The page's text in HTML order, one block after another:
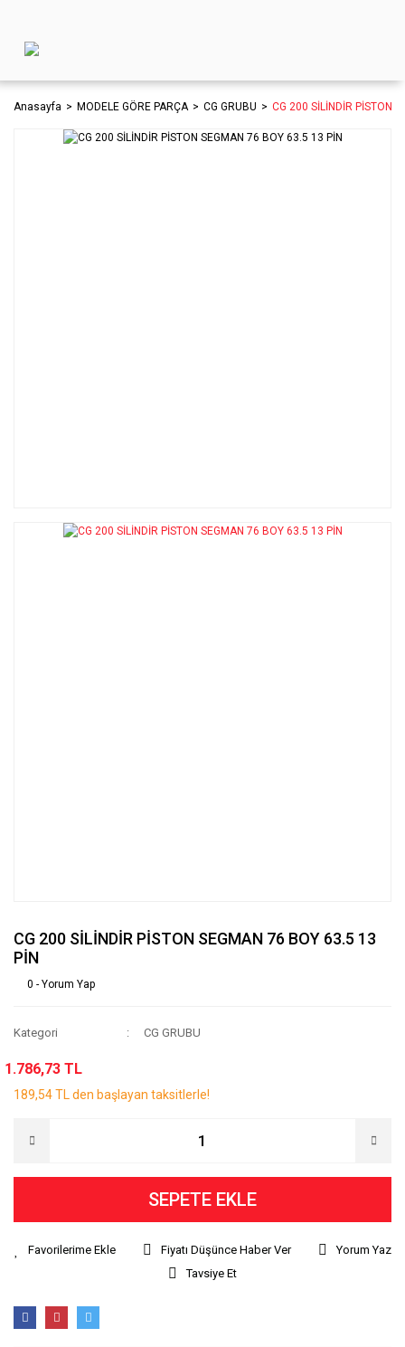
Anasayfa MODELE GÖRE PARÇA CG GRUBU CG 200 SİLİNDİR PİSTON
CG 200 SİLİNDİR PİSTON SEGMAN 76 BOY 63.5 13
PİN
0 - Yorum Yap
Kategori CG GRUBU
1.786,73 TL
189,54 TL den başlayan taksitlerle!
SEPETE EKLE
Fiyatı Düşünce Haber Ver
Yorum Yaz
Tavsiye Et